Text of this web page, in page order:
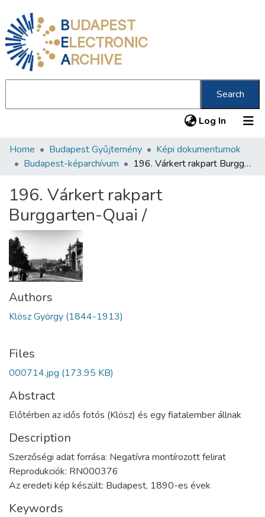
BUDAPEST
ELECTRONIC
ARCHIVE
Search
Log In (current)
Communities & Collections
Statistics
About us
Home Budapest Gyűjtemény
Képi dokumentumok
Budapest-képarchívum
196. Várkert rakpart Burggarten-Quai /
196. Várkert rakpart
Burggarten-Quai /
Authors
Klösz György (1844-1913)
Files
000714.jpg (173.95 KB)
Abstract
Előtérben az idős fotós (Klösz) és egy fiatalember állnak
Description
Szerzőségi adat forrása: Negatívra montírozott felirat
Reprodukciók: RN000376
Az eredeti kép készült: Budapest, 1890-es évek
Keywords